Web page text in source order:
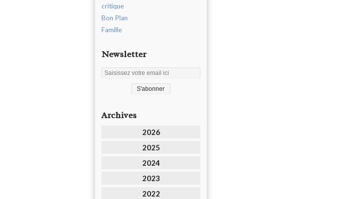
critique
Bon Plan
Famille
Newsletter
Archives
2026
2025
2024
2023
2022